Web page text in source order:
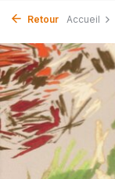
Retour Accueil